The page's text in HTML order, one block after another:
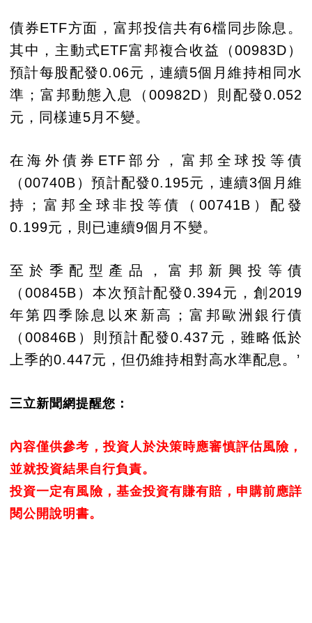
債券ETF方面，富邦投信共有6檔同步除息。
其中，主動式ETF富邦複合收益（00983D）
預計每股配發0.06元，連續5個月維持相同水
準；富邦動態入息（00982D）則配發0.052
元，同樣連5月不變。
在海外債券ETF部分，富邦全球投等債
（00740B）預計配發0.195元，連續3個月維
持；富邦全球非投等債（00741B）配發
0.199元，則已連續9個月不變。
至於季配型產品，富邦新興投等債
（00845B）本次預計配發0.394元，創2019
年第四季除息以來新高；富邦歐洲銀行債
（00846B）則預計配發0.437元，雖略低於
上季的0.447元，但仍維持相對高水準配息。’
三立新聞網提醒您：
內容僅供參考，投資人於決策時應審慎評估風險，
並就投資結果自行負責。
投資一定有風險，基金投資有賺有賠，申購前應詳
閱公開說明書。